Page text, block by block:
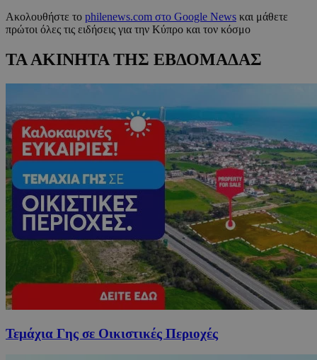
Ακολουθήστε το philenews.com στο Google News και μάθετε
πρώτοι όλες τις ειδήσεις για την Κύπρο και τον κόσμο
ΤΑ ΑΚΙΝΗΤΑ ΤΗΣ ΕΒΔΟΜΑΔΑΣ
Τεμάχια Γης σε Οικιστικές Περιοχές